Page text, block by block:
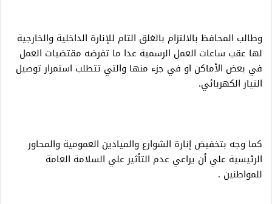
وطالب المحافظ بالالتزام بالغلق التام للإنارة الداخلية والخارجية
لها عقب ساعات العمل الرسمية عدا ما تفرضه مقتضيات العمل
في بعض الأماكن او في جزء منها والتي تتطلب استمرار توصيل
التيار الكهربائي.
كما وجه بتخفيض إنارة الشوارع والميادين العمومية والمحاور
الرئيسية علي أن يراعي عدم التأثير علي السلامة العامة
للمواطنين .